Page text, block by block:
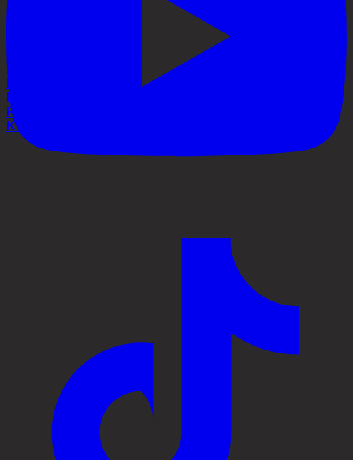
Håravfall
Process
Kontakt